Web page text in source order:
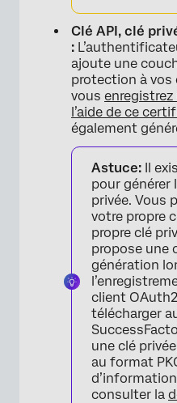
Clé API, clé
:
ajoute une
protection à vos
vous
l’aide de ce
également
Astuce: Il
pour générer
privée. Vous
votre propre
propre clé
propose une
génération
client
télécharger
une clé
au format
consulter la